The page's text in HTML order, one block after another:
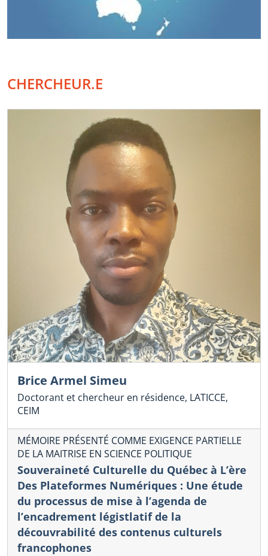
CHERCHEUR.E
Brice Armel Simeu
Doctorant et chercheur en résidence, LATICCE,
CEIM
MÉMOIRE PRÉSENTÉ COMME EXIGENCE PARTIELLE
DE LA MAITRISE EN SCIENCE POLITIQUE
Souveraineté Culturelle du Québec à L’ère
Des Plateformes Numériques : Une étude
du processus de mise à l’agenda de
l’encadrement légistlatif de la
découvrabilité des contenus culturels
francophones